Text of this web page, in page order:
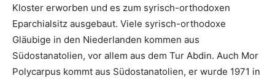
Kloster erworben und es zum syrisch-orthodoxen
Eparchialsitz ausgebaut. Viele syrisch-orthodoxe
Gläubige in den Niederlanden kommen aus
Südostanatolien, vor allem aus dem Tur Abdin. Auch Mor
Polycarpus kommt aus Südostanatolien, er wurde 1971 in